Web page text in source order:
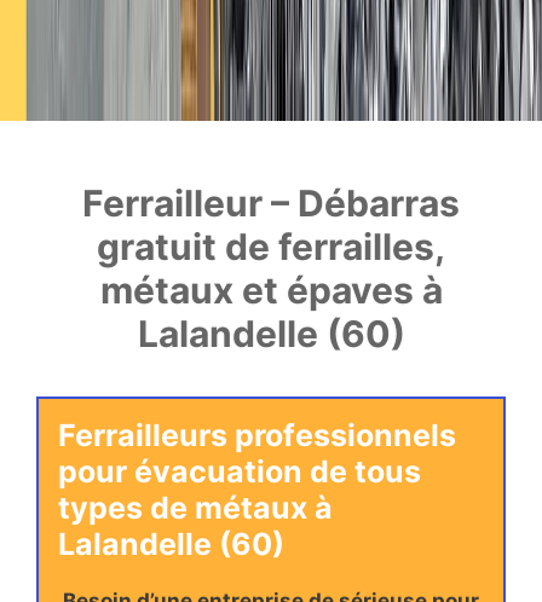
Ferrailleur – Débarras
gratuit de ferrailles,
métaux et épaves à
Lalandelle (60)
Ferrailleurs professionnels
pour évacuation de tous
types de métaux à
Lalandelle (60)